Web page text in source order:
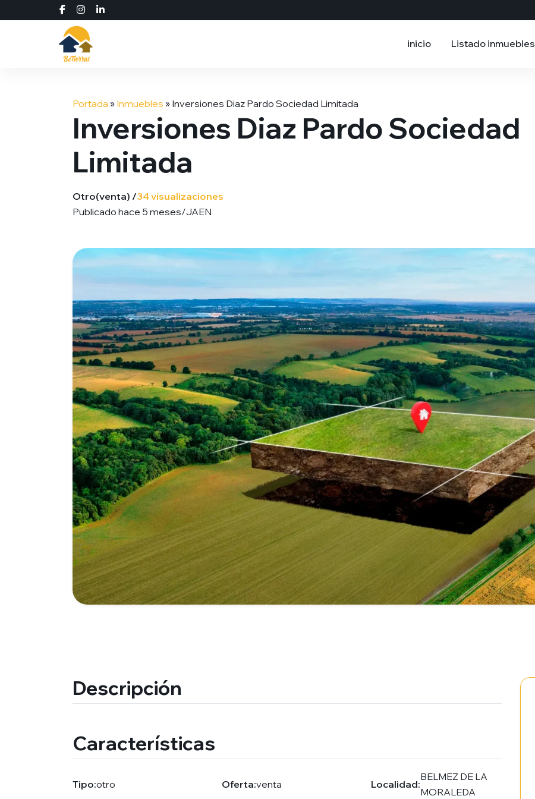
inicio Listado inmuebles
Portada » Inmuebles » Inversiones Diaz Pardo Sociedad Limitada
Inversiones Diaz Pardo Sociedad
Limitada
Otro(venta) /34 visualizaciones
Publicado hace 5 meses/JAEN
Descripción
Características
Tipo:otro Oferta:venta Localidad:
BELMEZ DE LA
MORALEDA